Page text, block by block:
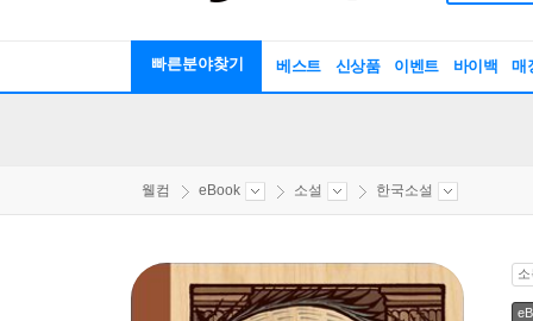
빠른분야찾기 베스트 신상품 이벤트 바이백 매
웰컴 eBook 소설 한국소설